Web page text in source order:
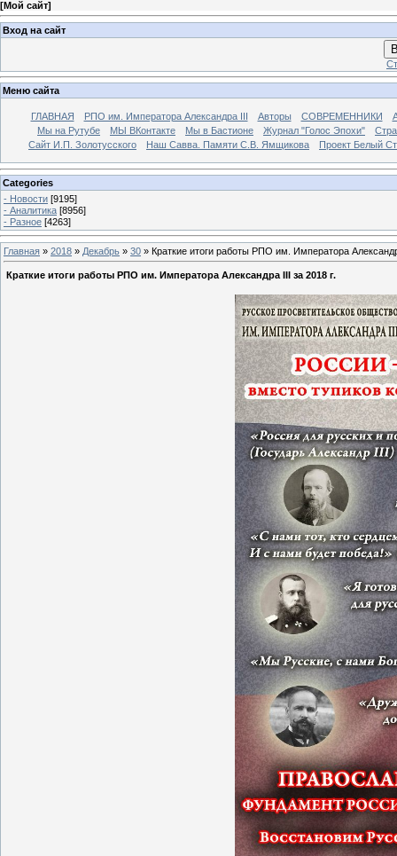
[Мой сайт]
Вход на сайт
Меню сайта
ГЛАВНАЯ РПО им. Императора Александра III Авторы СОВРЕМЕННИКИ
Мы на Рутубе
МЫ ВКонтакте Мы в Бастионе Журнал "Голос Эпохи"
Сайт И.П. Золотусского
Наш Савва. Памяти С.В. Ямщикова Проект Белый
Categories
- Новости [9195]
- Аналитика [8956]
- Разное [4263]
Главная » 2018 » Декабрь » 30 » Краткие итоги работы РПО им. Императора
Краткие итоги работы РПО им. Императора Александра III за 2018 г.